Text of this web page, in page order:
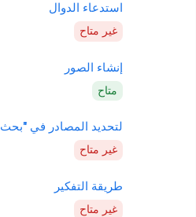
استدعاء الدوال
غير متاح
إنشاء الصور
متاح
لتحديد المصادر في "بحث Google"
غير متاح
طريقة التفكير
غير متاح